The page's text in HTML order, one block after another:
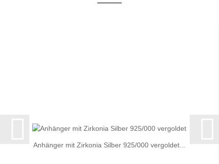
Anhänger mit Zirkonia Silber 925/000 vergoldet...